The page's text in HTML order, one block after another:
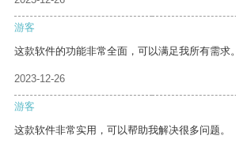
游客
这款软件的功能非常全面，可以满足我所有需求。
2023-12-26
游客
这款软件非常实用，可以帮助我解决很多问题。